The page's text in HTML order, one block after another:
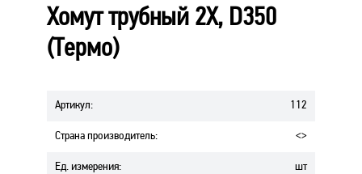
Хомут трубный 2Х, D350
(Термо)
Артикул: 112
Страна производитель: <>
Ед. измерения: шт